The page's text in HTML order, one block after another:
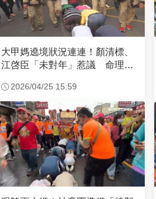
大甲媽遶境狀況連連！顏清標、
江啓臣「未對年」惹議 命理師
2026/04/25 15:59